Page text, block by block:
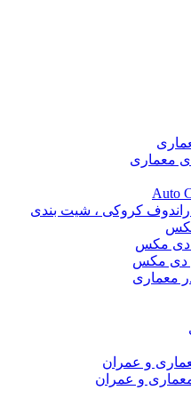
معماری
کروکی ، شیت بندی
دی مکس
دی مکس
معماری
و عمران
و عمران